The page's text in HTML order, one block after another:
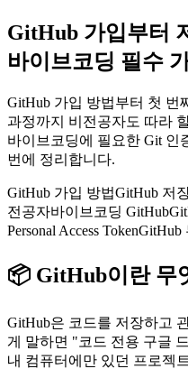
GitHub 가입부터
바이브코딩 필수
GitHub 가입 방법부터 첫 번
과정까지 비전공자도 따라
바이브코딩에 필요한 Git 인
번에 정리합니다.
GitHub 가입 방법GitHub 저
전공자바이브코딩 GitHub
Personal Access TokenGitHub
📦 GitHub이란 무
GitHub은 코드를 저장하고
게 말하면 "코드 전용 구글
내 컴퓨터에만 있던 프로젝